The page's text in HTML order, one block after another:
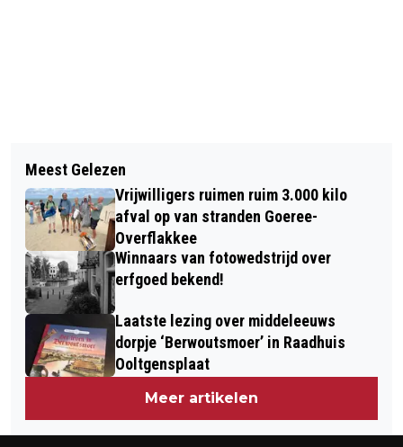
DIT IS DE BESTSELLER TOP 60 VAN
WEEK 42 IN 2024
GLADHEIDSBESTRIJDING VAN START
OP GOEREE-OVERFLAKKEE
Meest Gelezen
Vrijwilligers ruimen ruim 3.000 kilo
afval op van stranden Goeree-
Overflakkee
Winnaars van fotowedstrijd over
erfgoed bekend!
Laatste lezing over middeleeuws
dorpje ‘Berwoutsmoer’ in Raadhuis
Ooltgensplaat
Meer artikelen